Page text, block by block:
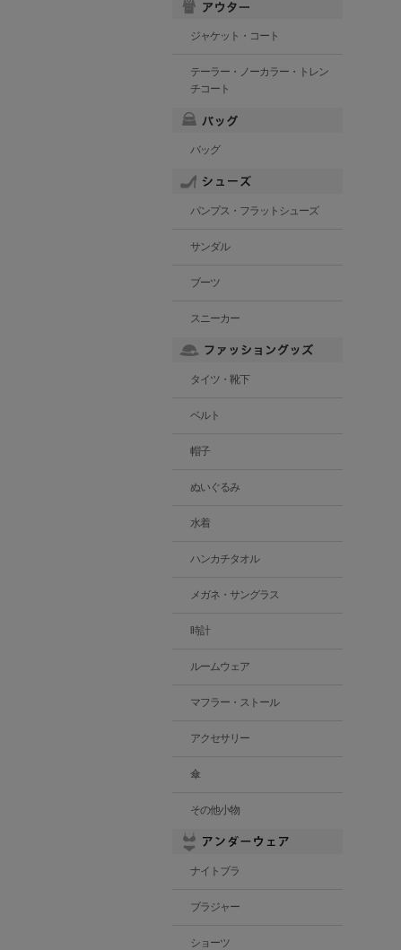
ジャケット・コート
テーラー・ノーカラー・トレン
チコート
バッグ
パンプス・フラットシューズ
サンダル
ブーツ
スニーカー
タイツ・靴下
ベルト
帽子
ぬいぐるみ
水着
ハンカチタオル
メガネ・サングラス
時計
ルームウェア
マフラー・ストール
アクセサリー
傘
その他小物
ナイトブラ
ブラジャー
ショーツ